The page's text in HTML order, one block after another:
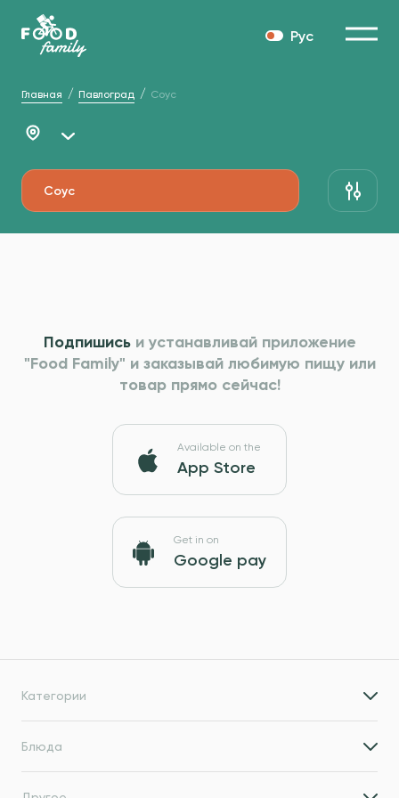
Рус
Главная Павлоград Соус
Соус
Подпишисьи устанавливай приложение
"Food Family" и заказывай любимую пищу или
товар прямо сейчас!
Available on the
App Store
Get in on
Google pay
Категории
Блюда